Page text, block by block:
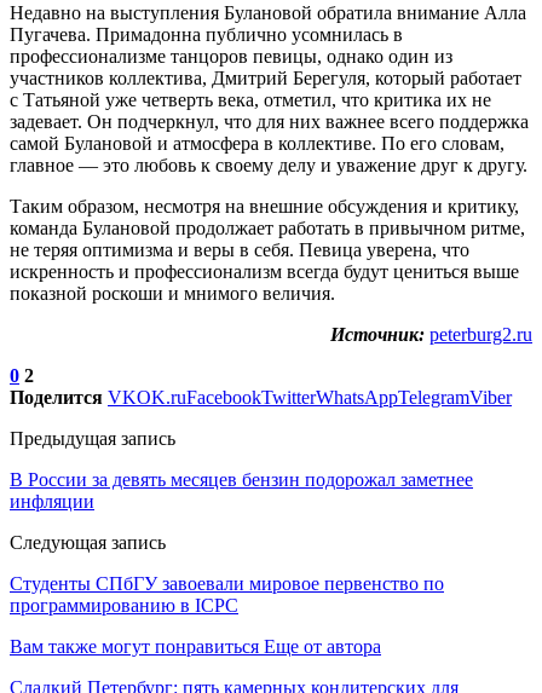
Недавно на выступления Булановой обратила внимание Алла
Пугачева. Примадонна публично усомнилась в
профессионализме танцоров певицы, однако один из
участников коллектива, Дмитрий Берегуля, который работает
с Татьяной уже четверть века, отметил, что критика их не
задевает. Он подчеркнул, что для них важнее всего поддержка
самой Булановой и атмосфера в коллективе. По его словам,
главное — это любовь к своему делу и уважение друг к другу.
Таким образом, несмотря на внешние обсуждения и критику,
команда Булановой продолжает работать в привычном ритме,
не теряя оптимизма и веры в себя. Певица уверена, что
искренность и профессионализм всегда будут цениться выше
показной роскоши и мнимого величия.
Источник: peterburg2.ru
0 2
Поделится VKOK.ruFacebookTwitterWhatsAppTelegramViber
Предыдущая запись
В России за девять месяцев бензин подорожал заметнее
инфляции
Следующая запись
Студенты СПбГУ завоевали мировое первенство по
программированию в ICPC
Вам также могут понравиться Еще от автора
Сладкий Петербург: пять камерных кондитерских для